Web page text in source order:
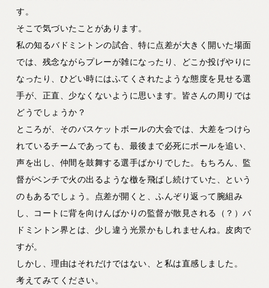
す。
そこで気づいたことがあります。
私の知るバドミントンの試合、特に点差が大きく開いた場面
では、残念ながらプレーが雑になったり、どこか投げやりに
なったり、ひどい時にはふてくされたような態度を見せる選
手が、正直、少なくないように思います。皆さんの周りでは
どうでしょうか？
ところが、そのバスケットボールの大会では、大差をつけら
れているチームであっても、最後まで必死にボールを追い、
声を出し、仲間を鼓舞する選手ばかりでした。もちろん、監
督がベンチで火の出るような檄を飛ばし続けていた、という
のもあるでしょう。点差が開くと、ふんぞり返って腕組み
し、コートに背を向けんばかりの監督が散見される（？）バ
ドミントン界とは、少し違う光景かもしれませんね。皮肉で
すが。
しかし、理由はそれだけではない、と私は直感しました。
考えてみてください。